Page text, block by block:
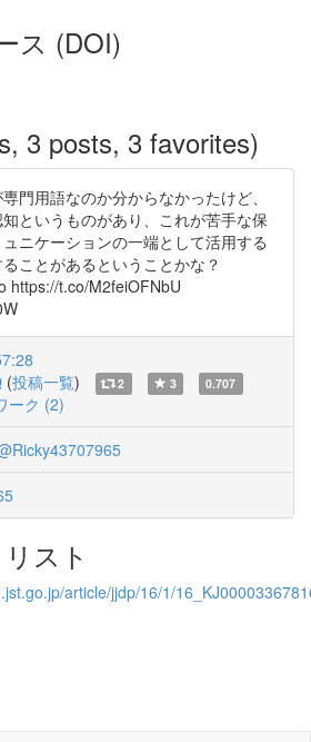
ス (DOI)
3 posts, 3 favorites)
門用語なのか分からなかったけど、
というものがあり、これが苦手な保
ニケーションの一端として活用する
ことがあるということかな？
https://t.co/M2feiOFNbU
(投稿一覧) 2 3 0.707
ーク (2)
スト
article/jjdp/16/1/